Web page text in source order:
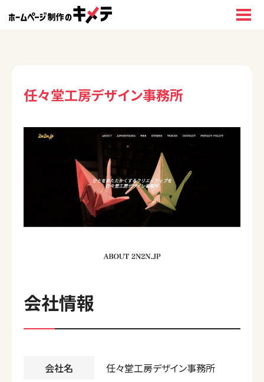
任々堂工房デザイン事務所
会社情報
会社名
任々堂工房デザイン事務所